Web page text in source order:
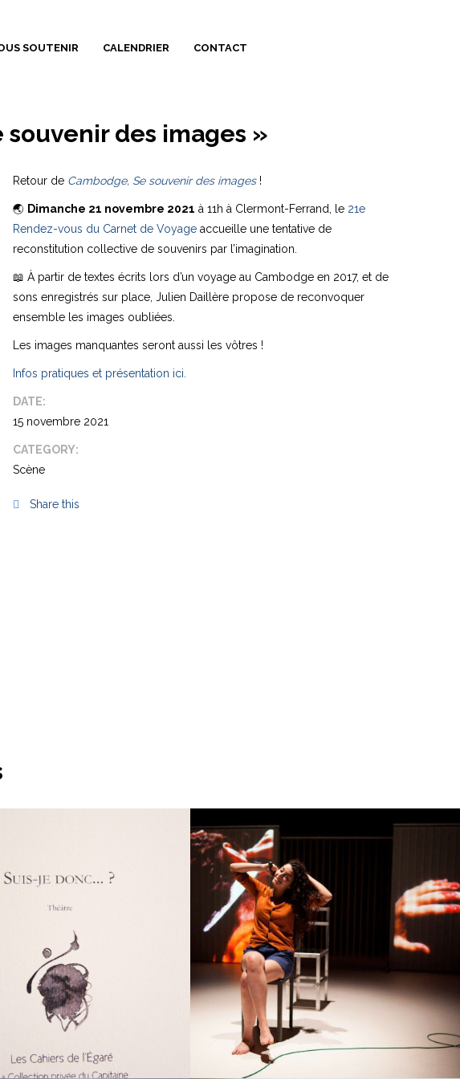
SOUTENIR CALENDRIER CONTACT
souvenir des images »
Retour de Cambodge, Se souvenir des images!
🌏 Dimanche 21 novembre 2021 à 11h à Clermont-Ferrand, le 21e
Rendez-vous du Carnet de Voyage accueille une tentative de
reconstitution collective de souvenirs par l’imagination.
📖 À partir de textes écrits lors d’un voyage au Cambodge en 2017, et de
sons enregistrés sur place, Julien Daillère propose de reconvoquer
ensemble les images oubliées.
Les images manquantes seront aussi les vôtres !
Infos pratiques et présentation ici.
DATE:
15 novembre 2021
CATEGORY:
Scène
Share this